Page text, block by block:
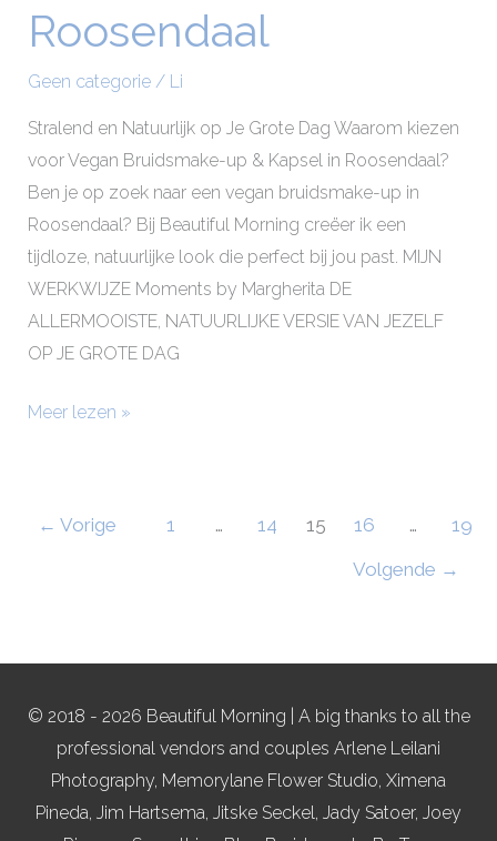
Roosendaal
Geen categorie/ Li
Stralend en Natuurlijk op Je Grote Dag Waarom kiezen
voor Vegan Bruidsmake-up & Kapsel in Roosendaal?
Ben je op zoek naar een vegan bruidsmake-up in
Roosendaal? Bij Beautiful Morning creëer ik een
tijdloze, natuurlijke look die perfect bij jou past. MIJN
WERKWIJZE Moments by Margherita DE
ALLERMOOISTE, NATUURLIJKE VERSIE VAN JEZELF
OP JE GROTE DAG
Kapsel
Meer lezen »
← Vorige 1 … 14 15 16 …
19
Volgende →
© 2018 - 2026 Beautiful Morning | A big thanks to all the
professional vendors and couples Arlene Leilani
Photography, Memorylane Flower Studio, Ximena
Pineda, Jim Hartsema, Jitske Seckel, Jady Satoer, Joey